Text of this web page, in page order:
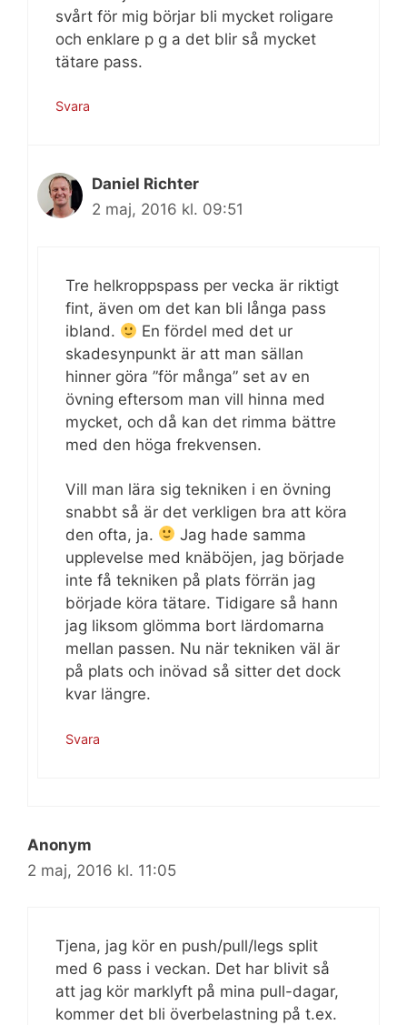
svårt för mig börjar bli mycket roligare
och enklare p g a det blir så mycket
tätare pass.
Svara
Daniel Richter
2 maj, 2016 kl. 09:51
Tre helkroppspass per vecka är riktigt
fint, även om det kan bli långa pass
ibland.
En fördel med det ur
skadesynpunkt är att man sällan
hinner göra ”för många” set av en
övning eftersom man vill hinna med
mycket, och då kan det rimma bättre
med den höga frekvensen.
Vill man lära sig tekniken i en övning
snabbt så är det verkligen bra att köra
den ofta, ja.
Jag hade samma
upplevelse med knäböjen, jag började
inte få tekniken på plats förrän jag
började köra tätare. Tidigare så hann
jag liksom glömma bort lärdomarna
mellan passen. Nu när tekniken väl är
på plats och inövad så sitter det dock
kvar längre.
Svara
Anonym
2 maj, 2016 kl. 11:05
Tjena, jag kör en push/pull/legs split
med 6 pass i veckan. Det har blivit så
att jag kör marklyft på mina pull-dagar,
kommer det bli överbelastning på t.ex.